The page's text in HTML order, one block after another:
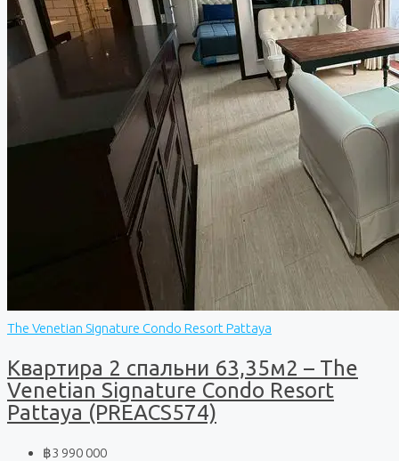
The Venetian Signature Condo Resort Pattaya
Квартира 2 спальни 63,35м2 – The
Venetian Signature Condo Resort
Pattaya (PREACS574)
฿3 990 000